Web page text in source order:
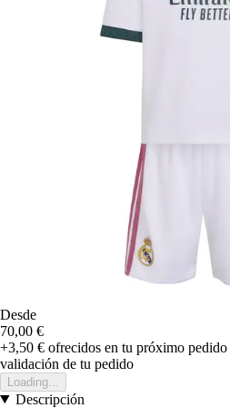
Desde
70,00 €
+3,50 € ofrecidos en tu próximo pedido
validación de tu pedido
Loading...
Descripción